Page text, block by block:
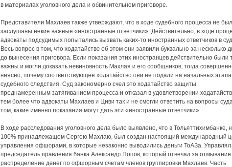
в материалах уголовного дела и обвинительном приговоре.
Представители Махлаев также утверждают, что в ходе судебного процесса не
заслушаны некие важные «иностранные ответчики». Действительно, в ходе
адвокаты подсудимых попытались вызвать каких-то иностранных ответчиков в
Весь вопрос в том, что ходатайство об этом они заявили буквально за несколько
до вынесения приговора. Если показания этих иностранцев действительно были
важны и могли доказать невиновность Махлая и его сообщников, тогда
неясно, почему соответствующее ходатайство они не подали на начальных
судебного следствия. Суд закономерно счел это ходатайство защиты
преднамеренным затягиванием процесса и отказал в удовлетворении
тем более что адвокаты Махлаев и Циви так и не смогли ответить на вопросы
том, какие именно показания могут дать эти «иностранные ответчики».
В ходе расследования уголовного дела было выявлено, что в Тольяттихимбанке,
100% принадлежащем Сергею Махлаю, был создан настоящий международный
управления офшорами, в которые незаконно выводились деньги ТоАЗа.
председатель правления банка Александр Попов, который отвечал за отмывание
распределение денег по офшорным счетам членов группировки Махлаев. Часть